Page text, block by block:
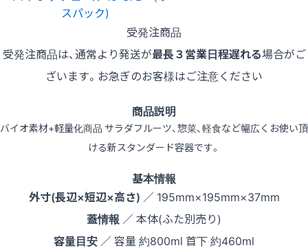
受発注商品
受発注商品は、通常より発送が最長３営業日程遅れる場合がご
ざいます。お急ぎのお客様はご注意ください
商品説明
バイオ素材+軽量化商品 サラダフルーツ、惣菜、軽食など幅広くお使い頂
ける新スタンダード容器です。
基本情報
外寸(長辺×短辺×高さ) ／ 195mm×195mm×37mm
蓋情報 ／ 本体(ふた別売り)
容量目安 ／ 容量 約800ml 首下 約460ml